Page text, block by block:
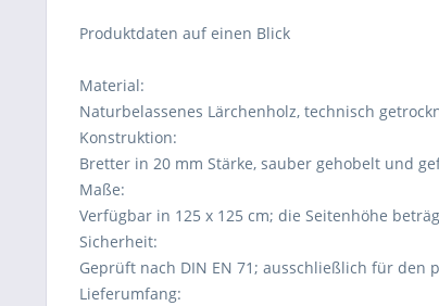
Produktdaten auf einen Blick
Material:
Naturbelassenes Lärchenholz, technisch
Konstruktion:
Bretter in 20 mm Stärke, sauber gehobelt und
Maße:
Verfügbar in 125 x 125 cm; die Seitenhöhe
Sicherheit:
Geprüft nach DIN EN 71; ausschließlich für den
Lieferumfang: